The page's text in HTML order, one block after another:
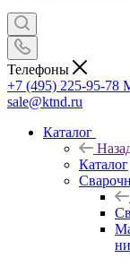
Телефоны
+7 (495) 225-95-78
sale@ktnd.ru
Каталог
Каталог